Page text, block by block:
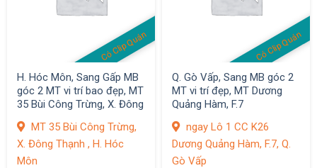
Có Clip Quán
H. Hóc Môn, Sang Gấp MB
góc 2 MT vi trí bao đẹp, MT
35 Bùi Công Trừng, X. Đông
MT 35 Bùi Công Trừng,
X. Đông Thạnh , H. Hóc
Môn
Có Clip Quán
Q. Gò Vấp, Sang MB góc 2
MT vi trí đẹp, MT Dương
Quảng Hàm, F.7
ngay Lô 1 CC K26
Dương Quảng Hàm, F.7, Q.
Gò Vấp